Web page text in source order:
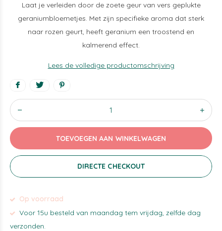
Laat je verleiden door de zoete geur van vers geplukte
geraniumbloemetjes. Met zijn specifieke aroma dat sterk
naar rozen geurt, heeft geranium een troostend en
kalmerend effect.
Lees de volledige productomschrijving
TOEVOEGEN AAN WINKELWAGEN
DIRECTE CHECKOUT
Op voorraad
Voor 15u besteld van maandag tem vrijdag, zelfde dag
verzonden.